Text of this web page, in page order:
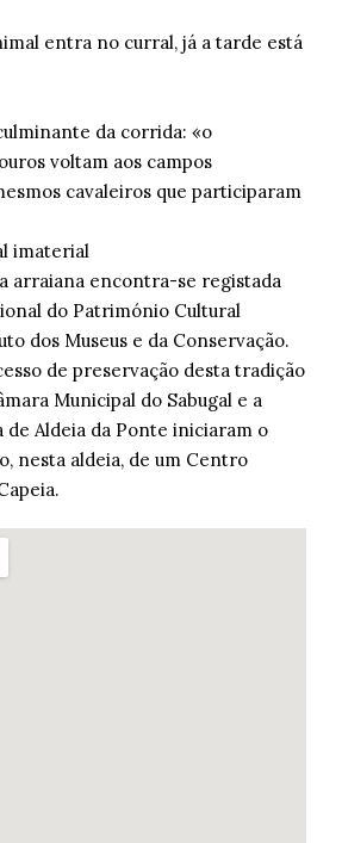
entra no curral, já a tarde está
da corrida: «o
voltam aos campos
cavaleiros que participaram
imaterial
arraiana encontra-se registada
do Património Cultural
dos Museus e da Conservação.
de preservação desta tradição
Municipal do Sabugal e a
de Aldeia da Ponte iniciaram o
nesta aldeia, de um Centro